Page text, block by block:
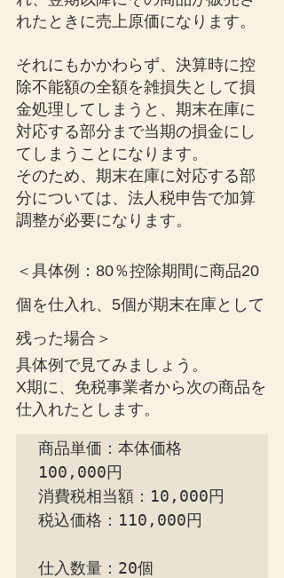
れたときに売上原価になります。
それにもかかわらず、決算時に控
除不能額の全額を雑損失として損
金処理してしまうと、期末在庫に
対応する部分まで当期の損金にし
てしまうことになります。
そのため、期末在庫に対応する部
分については、法人税申告で加算
調整が必要になります。
＜具体例：80％控除期間に商品20
個を仕入れ、5個が期末在庫として
残った場合＞
具体例で見てみましょう。
X期に、免税事業者から次の商品を
仕入れたとします。
商品単価：本体価格
100,000円
消費税相当額：10,000円
税込価格：110,000円
仕入数量：20個